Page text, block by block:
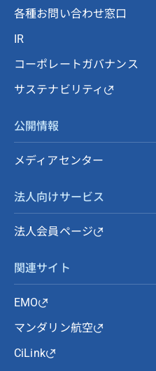
各種お問い合わせ窓口
IR
コーポレートガバナンス
サステナビリティ
公開情報
メディアセンター
法人向けサービス
法人会員ページ
関連サイト
EMO
マンダリン航空
CiLink